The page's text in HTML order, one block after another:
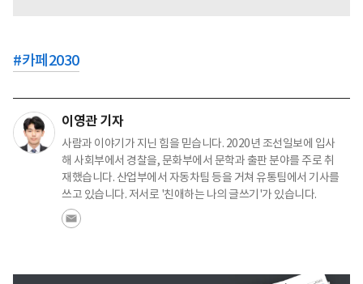
#카페2030
이영관 기자
사람과 이야기가 지닌 힘을 믿습니다. 2020년 조선일보에 입사
해 사회부에서 경찰을, 문화부에서 문학과 출판 분야를 주로 취
재했습니다. 산업부에서 자동차팀 등을 거쳐 유통팀에서 기사를
쓰고 있습니다. 저서로 '친애하는 나의 글쓰기'가 있습니다.